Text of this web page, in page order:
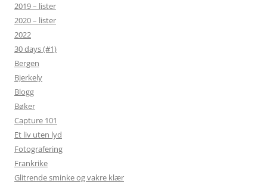
2019 – lister
2020 – lister
2022
30 days (#1)
Bergen
Bjerkely
Blogg
Bøker
Capture 101
Et liv uten lyd
Fotografering
Frankrike
Glitrende sminke og vakre klær